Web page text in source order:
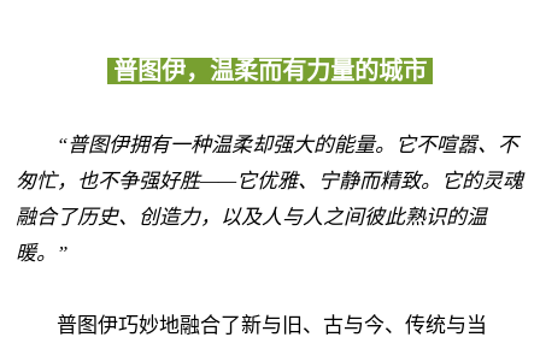
普图伊，温柔而有力量的城市
“普图伊拥有一种温柔却强大的能量。它不喧嚣、不
匆忙，也不争强好胜——它优雅、宁静而精致。它的灵魂
融合了历史、创造力，以及人与人之间彼此熟识的温
暖。”
普图伊巧妙地融合了新与旧、古与今、传统与当